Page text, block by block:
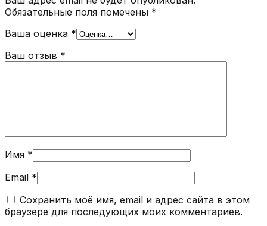
Обязательные поля помечены *
Ваша оценка *
Ваш отзыв *
Имя *
Email *
Сохранить моё имя, email и адрес сайта в этом
браузере для последующих моих комментариев.